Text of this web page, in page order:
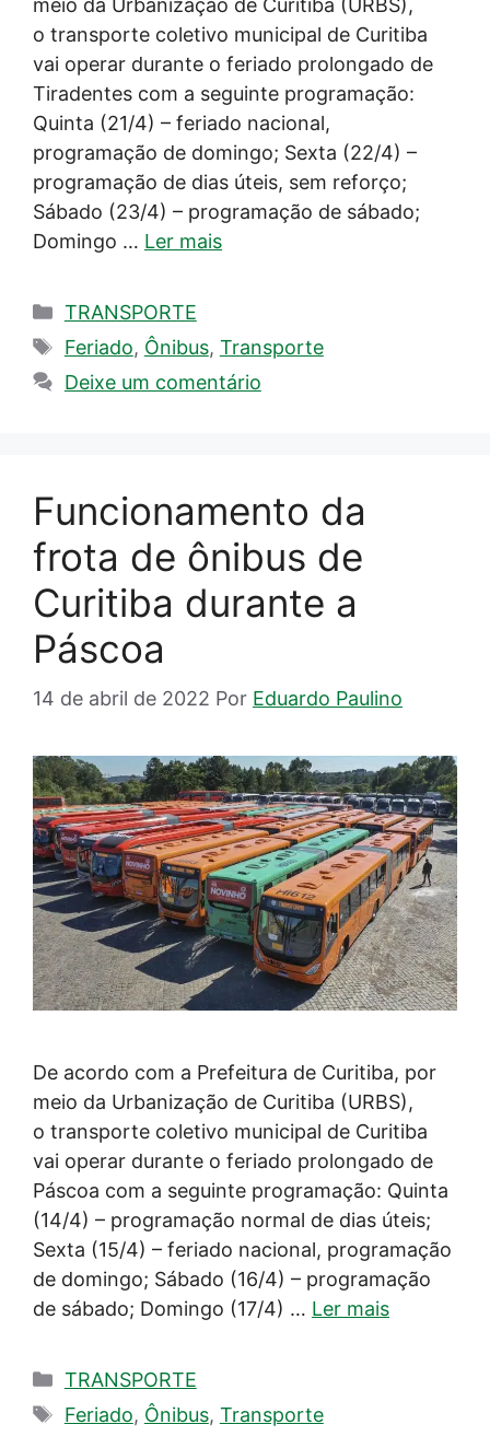
o transporte coletivo municipal de Curitiba
vai operar durante o feriado prolongado de
Tiradentes com a seguinte programação:
Quinta (21/4) – feriado nacional,
programação de domingo; Sexta (22/4) –
programação de dias úteis, sem reforço;
Sábado (23/4) – programação de sábado;
Domingo … Ler mais
Categorias
TRANSPORTE
Tags
Feriado, Ônibus, Transporte
Deixe um comentário
Funcionamento da
frota de ônibus de
Curitiba durante a
Páscoa
14 de abril de 2022 Por Eduardo Paulino
De acordo com a Prefeitura de Curitiba, por
meio da Urbanização de Curitiba (URBS),
o transporte coletivo municipal de Curitiba
vai operar durante o feriado prolongado de
Páscoa com a seguinte programação: Quinta
(14/4) – programação normal de dias úteis;
Sexta (15/4) – feriado nacional, programação
de domingo; Sábado (16/4) – programação
de sábado; Domingo (17/4) … Ler mais
Categorias
TRANSPORTE
Tags
Feriado, Ônibus, Transporte